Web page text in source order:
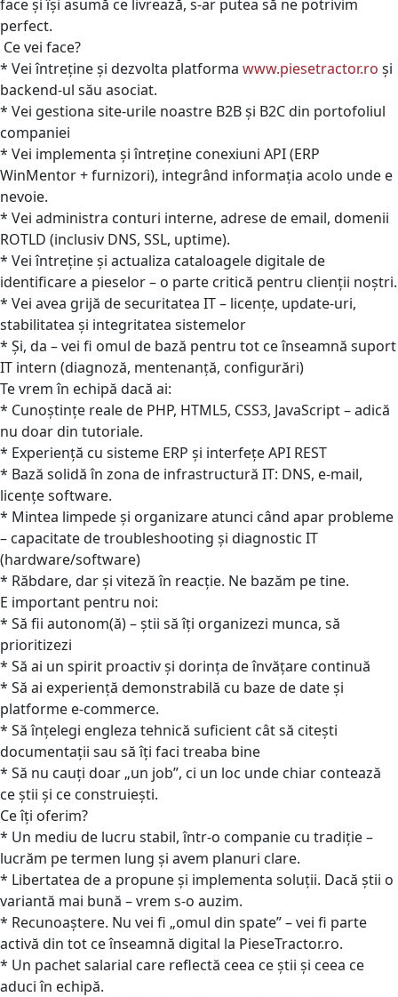
face și își asumă ce livrează, s-ar putea să ne potrivim
perfect.
Ce vei face?
* Vei întreține și dezvolta platforma www.piesetractor.ro și
backend-ul său asociat.
* Vei gestiona site-urile noastre B2B și B2C din portofoliul
companiei
* Vei implementa și întreține conexiuni API (ERP
WinMentor + furnizori), integrând informația acolo unde e
nevoie.
* Vei administra conturi interne, adrese de email, domenii
ROTLD (inclusiv DNS, SSL, uptime).
* Vei întreține și actualiza cataloagele digitale de
identificare a pieselor – o parte critică pentru clienții noștri.
* Vei avea grijă de securitatea IT – licențe, update-uri,
stabilitatea și integritatea sistemelor
* Și, da – vei fi omul de bază pentru tot ce înseamnă suport
IT intern (diagnoză, mentenanță, configurări)
Te vrem în echipă dacă ai:
* Cunoștințe reale de PHP, HTML5, CSS3, JavaScript – adică
nu doar din tutoriale.
* Experiență cu sisteme ERP și interfețe API REST
* Bază solidă în zona de infrastructură IT: DNS, e-mail,
licențe software.
* Mintea limpede și organizare atunci când apar probleme
– capacitate de troubleshooting și diagnostic IT
(hardware/software)
* Răbdare, dar și viteză în reacție. Ne bazăm pe tine.
E important pentru noi:
* Să fii autonom(ă) – știi să îți organizezi munca, să
prioritizezi
* Să ai un spirit proactiv și dorința de învățare continuă
* Să ai experiență demonstrabilă cu baze de date și
platforme e-commerce.
* Să înțelegi engleza tehnică suficient cât să citești
documentații sau să îți faci treaba bine
* Să nu cauți doar „un job”, ci un loc unde chiar contează
ce știi și ce construiești.
Ce îți oferim?
* Un mediu de lucru stabil, într-o companie cu tradiție –
lucrăm pe termen lung și avem planuri clare.
* Libertatea de a propune și implementa soluții. Dacă știi o
variantă mai bună – vrem s-o auzim.
* Recunoaștere. Nu vei fi „omul din spate” – vei fi parte
activă din tot ce înseamnă digital la PieseTractor.ro.
* Un pachet salarial care reflectă ceea ce știi și ceea ce
aduci în echipă.